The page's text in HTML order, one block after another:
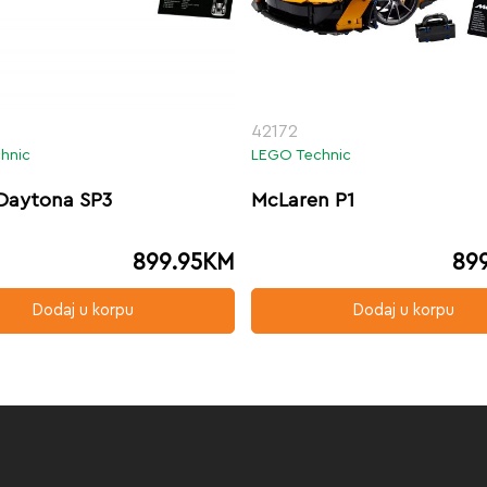
SP3
899.95KM
Dodaj u korpu
42172
LEGO Technic
McLaren P1
Dodaj u korpu